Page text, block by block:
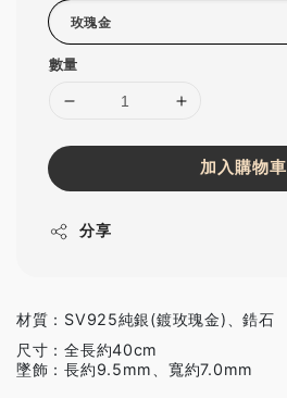
數量
加入購物車
分享
材質：SV925純銀(鍍玫瑰金)、鋯石
尺寸：全長約40cm
墜飾：長約9.5mm、寬約7.0mm